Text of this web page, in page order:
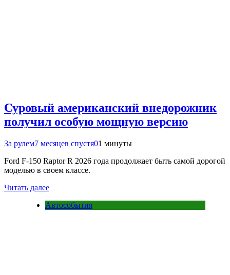
Суровый американский внедорожник
получил особую мощную версию
За рулем7 месяцев спустя01 минуты
Ford F-150 Raptor R 2026 года продолжает быть самой дорогой
моделью в своем классе.
Читать далее
Автособытия